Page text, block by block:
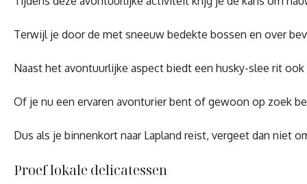
Terwijl je door de met sneeuw bedekte bossen en over
Naast het avontuurlijke aspect biedt een husky-slee rit
Of je nu een ervaren avonturier bent of gewoon op zoek
Dus als je binnenkort naar Lapland reist, vergeet dan niet
Proef lokale delicatessen